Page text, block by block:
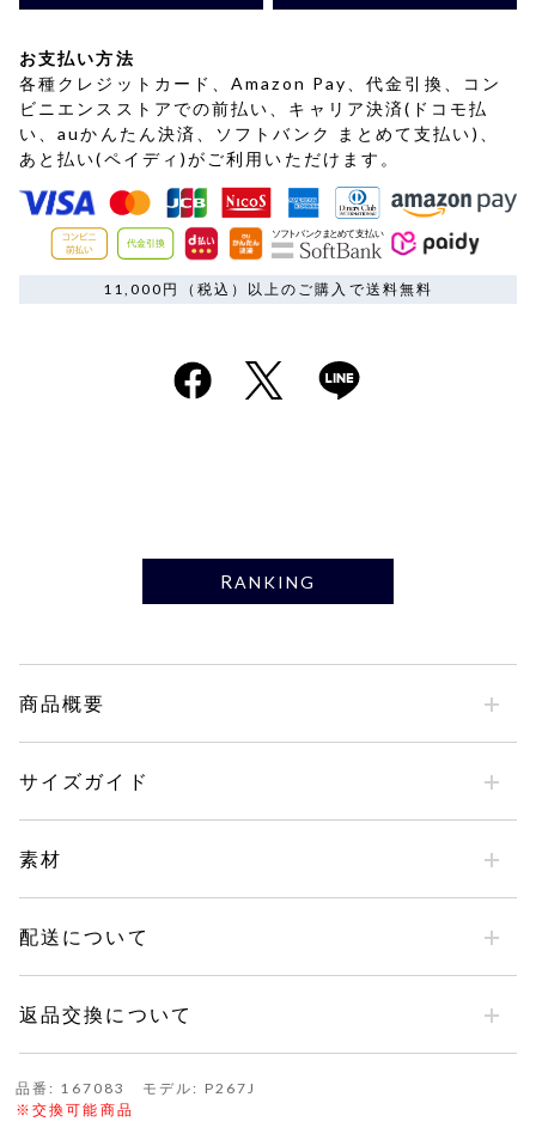
お支払い方法
各種クレジットカード、Amazon Pay、代金引換、コン
ビニエンスストアでの前払い、キャリア決済(ドコモ払
い、auかんたん決済、ソフトバンク まとめて支払い)、
あと払い(ペイディ)がご利用いただけます。
11,000円（税込）以上のご購入で送料無料
RANKING
商品概要
サイズガイド
素材
配送について
返品交換について
品番: 167083 モデル: P267J
※交換可能商品